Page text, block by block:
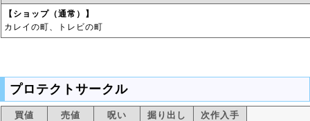
【ショップ（通常）】
カレイの町、トレビの町
プロテクトサークル
買値 売値 呪い 掘り出し 次作入手